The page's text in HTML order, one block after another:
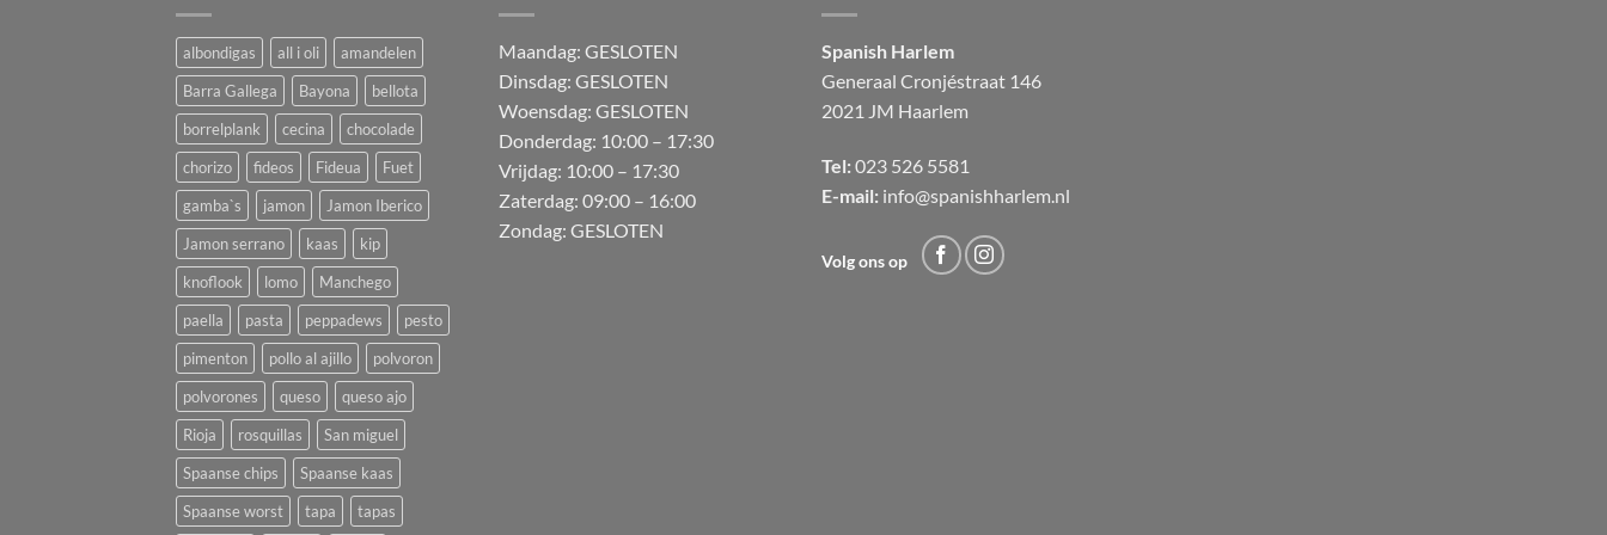
albondigas all i oli
amandelen
Barra Gallega
Bayona
bellota
borrelplank
cecina
chocolade
chorizo
fideos Fideua
Fuet
gamba`s
jamon
Jamon Iberico
Jamon serrano
kaas
kip
knoflook
lomo
Manchego
paella
pasta peppadews
pesto
pimenton
pollo al ajillo
polvoron
polvorones
queso
queso ajo
Rioja
rosquillas
San miguel
Spaanse chips
Spaanse kaas
Spaanse worst
tapa tapas
Maandag: GESLOTEN
Dinsdag: GESLOTEN
Woensdag: GESLOTEN
Donderdag: 10:00 – 17:30
Vrijdag: 10:00 – 17:30
Zaterdag: 09:00 – 16:00
Zondag: GESLOTEN
Spanish Harlem
Generaal Cronjéstraat 146
2021 JM Haarlem
Tel: 023 526 5581
E-mail: info@spanishharlem.nl
Volg ons op